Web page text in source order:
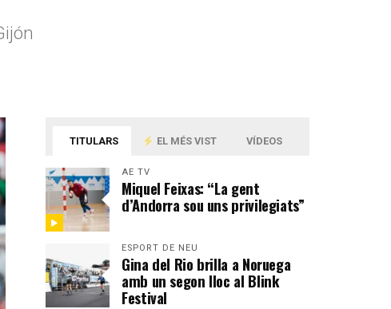
TITULARS EL MÉS VIST VÍDEOS
AE TV
Miquel Feixas: “La gent
d’Andorra sou uns privilegiats”
ESPORT DE NEU
Gina del Rio brilla a Noruega
amb un segon lloc al Blink
Festival